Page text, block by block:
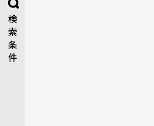
検
索
条
件